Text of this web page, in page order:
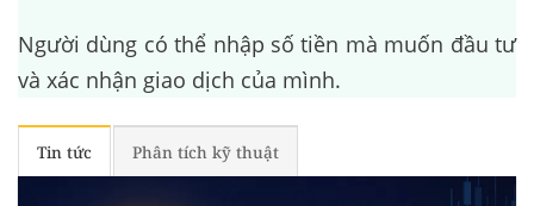
Người dùng có thể nhập số tiền mà muốn đầu tư
và xác nhận giao dịch của mình.
Tin tức Phân tích kỹ thuật